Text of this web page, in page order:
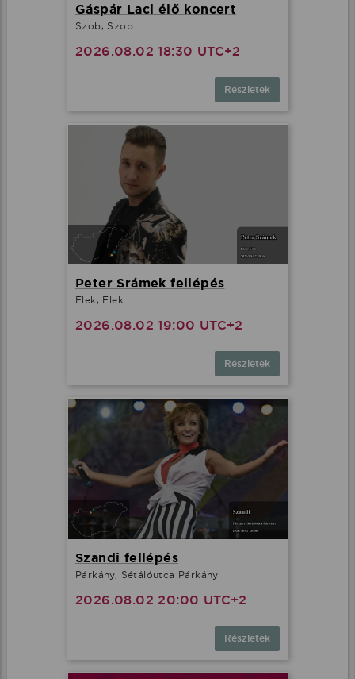
Gáspár Laci élő koncert
Szob, Szob
2026.08.02 18:30 UTC+2
Részletek
Peter Srámek fellépés
Elek, Elek
2026.08.02 19:00 UTC+2
Részletek
Szandi fellépés
Párkány, Sétálóutca Párkány
2026.08.02 20:00 UTC+2
Részletek